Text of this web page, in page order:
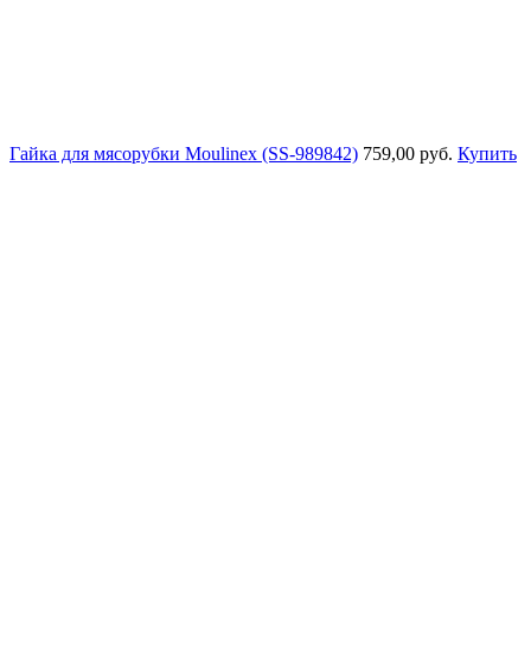
Гайка для мясорубки Moulinex (SS-989842) 759,00 руб. Купить